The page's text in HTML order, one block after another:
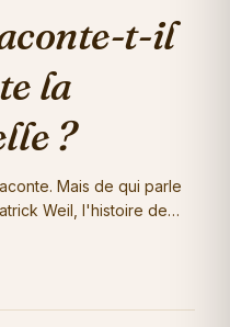
t-il
la
?
Mais de qui parle
Weil, l'histoire de